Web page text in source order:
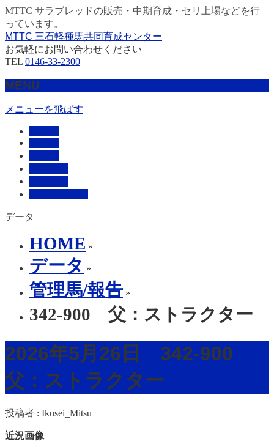
MTTC サラブレッドの販売・中期育成・セリ上場などを行
っています。
MTTC 三石軽種馬共同育成センター
お気軽にお問い合わせください
TEL 0146-33-2300
MENU
メニューを飛ばす
データ
HOME »
データ »
管理馬/報告 »
342-900 父：ストラクター
2026年5月26日 342-900
父：ストラクター
投稿者 : Ikusei_Mitsu
近況画像